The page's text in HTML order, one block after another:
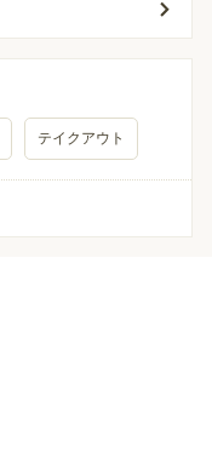
テイクアウト